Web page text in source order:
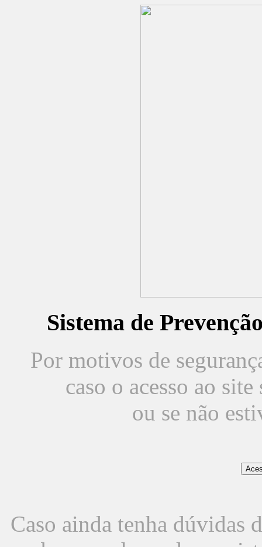
Sistema de
Por motivos de
caso o acesso ao
ou se não
Caso ainda tenha dúvidas